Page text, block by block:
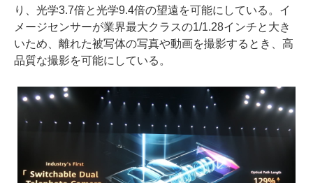
り、光学3.7倍と光学9.4倍の望遠を可能にしている。イ
メージセンサーが業界最大クラスの1/1.28インチと大き
いため、離れた被写体の写真や動画を撮影するとき、高
品質な撮影を可能にしている。